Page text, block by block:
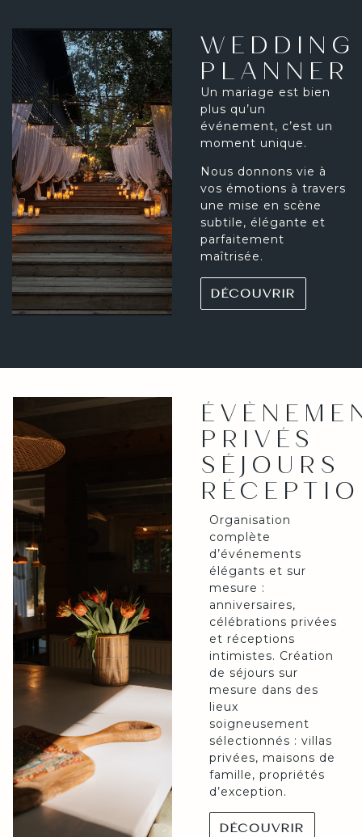
WEDDING
PLANNER
Un mariage est bien
plus qu’un
événement, c’est un
moment unique.
Nous donnons vie à
vos émotions à travers
une mise en scène
subtile, élégante et
parfaitement
maîtrisée.
DÉCOUVRIR
PRIVÉS
SÉJOURS
Organisation
complète
d’événements
élégants et sur
mesure :
anniversaires,
célébrations privées
et réceptions
intimistes. Création
de séjours sur
mesure dans des
lieux
soigneusement
sélectionnés : villas
privées, maisons de
famille, propriétés
d’exception.
DÉCOUVRIR